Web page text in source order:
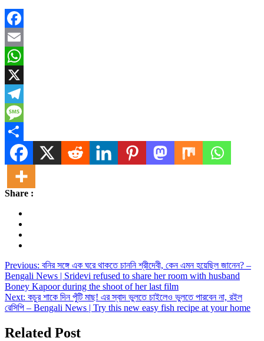
Facebook
Email
WhatsApp
X
Telegram
Message
Share
Share :
Post
navigation
Previous: বনির সঙ্গে এক ঘরে থাকতে চাননি শ্রীদেবী, কেন এমন হয়েছিল জানেন? –
Bengali News | Sridevi refused to share her room with husband
Boney Kapoor during the shoot of her last film
Next: কচুর শাকে দিন পুঁটি মাছ! এর স্বাদ ভুলতে চাইলেও ভুলতে পারবেন না, রইল
রেসিপি – Bengali News | Try this new easy fish recipe at your home
Related Post